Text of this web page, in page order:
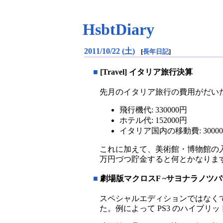
HsbtDiary
2011/10/22 (土) [長年日記]
■ [Travel] イタリア旅行決算
先月のイタリア旅行の費用がだ
飛行機代: 330000円
ホテル代: 152000円
イタリア国内の移動費:
これに加えて、美術館・博物館
万円づつ貯金すると何とかなりま
■ 劇場版マクロスF ~サヨナラノツ
スペシャルエディションではな
た。例によって PS3 のハイブリ